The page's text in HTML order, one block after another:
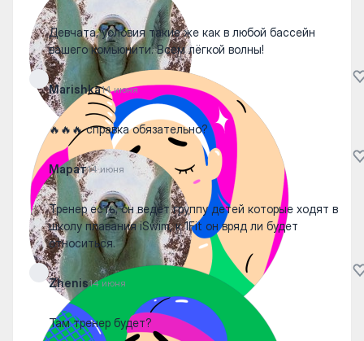
Девчата, условия такие же как в любой бассейн
вашего комьюнити. Всем лёгкой волны!
Marishka14 июня
🔥🔥🔥 справка обязательно?
Марат14 июня
Тренер есть, он ведёт группу детей которые ходят в
школу плавания iSwim, к 1Fit он вряд ли будет
относиться.
Zhenis14 июня
Там тренер будет?